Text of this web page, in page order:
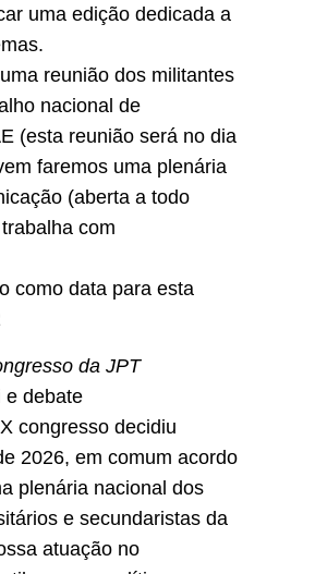
uma edição dedicada a
reunião dos militantes
nacional de
(esta reunião será no dia
faremos uma plenária
(aberta a todo
com
como data para esta
da JPT
e debate
congresso decidiu
2026, em comum acordo
plenária nacional dos
e secundaristas da
atuação no